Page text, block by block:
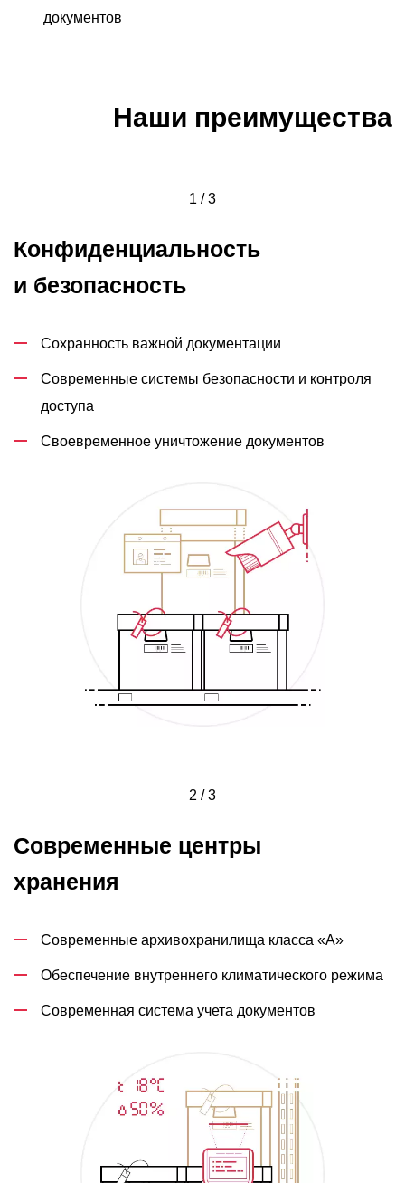
документов
Наши преимущества
1 / 3
Конфиденциальность
и безопасность
Сохранность важной документации
Современные системы безопасности и контроля
доступа
Своевременное уничтожение документов
2 / 3
Современные центры
хранения
Современные архивохранилища класса «А»
Обеспечение внутреннего климатического режима
Современная система учета документов